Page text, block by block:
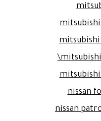
nissan
nissan